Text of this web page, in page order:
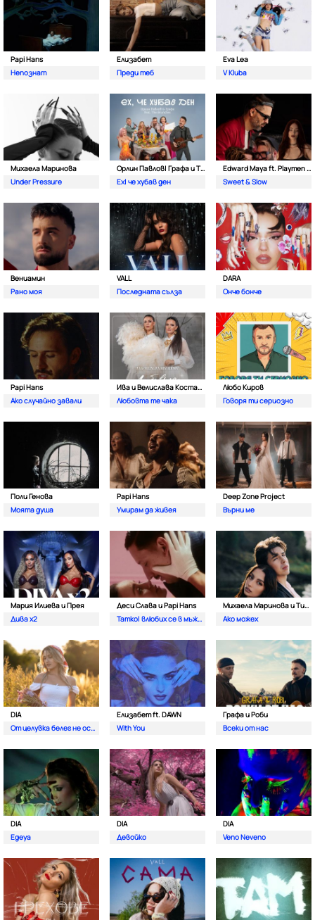
Papi Hans
Непознат
Елизабет
Преди теб
Eva Lea
V Kluba
Михаела Маринова
Under Pressure
Орлин Павлов| Графа и The Brunches
Ех| че хубав ден
Edward Maya ft. Playmen & Alma
Sweet & Slow
Вениамин
Рано моя
VALL
Последната сълза
DARA
Онче бонче
Papi Hans
Ако случайно завали
Ива и Велислава Костадинови
Любовта те чака
Любо Киров
Говоря ти сериозно
Поли Генова
Моята душа
Papi Hans
Умирам да живея
Deep Zone Project
Върни ме
Мария Илиева и Прея
Дива х2
Деси Слава и Papi Hans
Татко| влюбих се в мъжкар
Михаела Маринова и Тино
Ако можех
DIA
От целувка белег не остава
Елизабет ft. DAWN
With You
Графа и Роби
Всеки от нас
DIA
Egeya
DIA
Девойко
DIA
Veno Neveno